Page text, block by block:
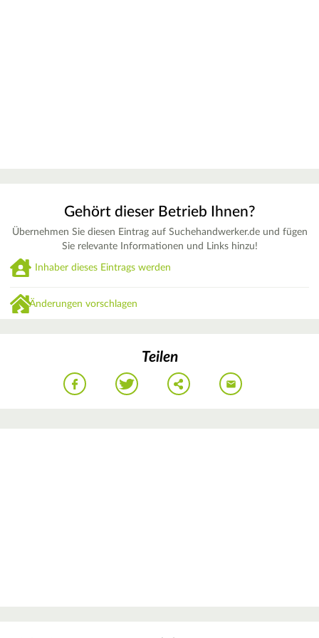
Gehört dieser Betrieb Ihnen?
Übernehmen Sie diesen Eintrag auf Suchehandwerker.de und fügen
Sie relevante Informationen und Links hinzu!
Inhaber dieses Eintrags werden
Änderungen vorschlagen
Teilen